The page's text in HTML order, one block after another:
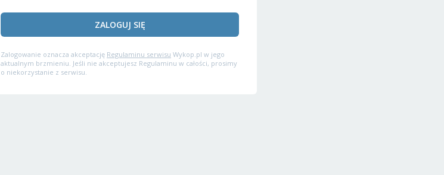
ZALOGUJ SIĘ
Zalogowanie oznacza akceptację Regulaminu serwisu Wykop.pl w jego
aktualnym brzmieniu. Jeśli nie akceptujesz Regulaminu w całości, prosimy
o niekorzystanie z serwisu.